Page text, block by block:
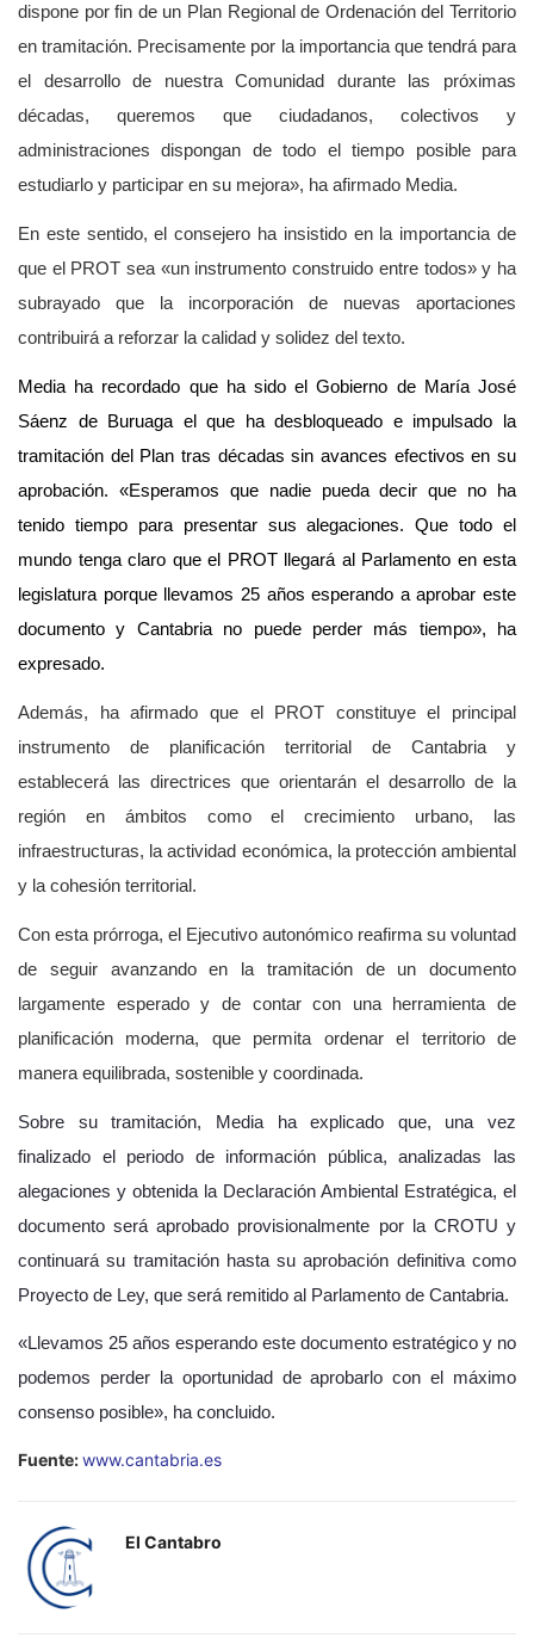
dispone por fin de un Plan Regional de Ordenación del Territorio
en tramitación. Precisamente por la importancia que tendrá para
el desarrollo de nuestra Comunidad durante las próximas
décadas, queremos que ciudadanos, colectivos y
administraciones dispongan de todo el tiempo posible para
estudiarlo y participar en su mejora», ha afirmado Media.
En este sentido, el consejero ha insistido en la importancia de
que el PROT sea «un instrumento construido entre todos» y ha
subrayado que la incorporación de nuevas aportaciones
contribuirá a reforzar la calidad y solidez del texto.
Media ha recordado que ha sido el Gobierno de María José
Sáenz de Buruaga el que ha desbloqueado e impulsado la
tramitación del Plan tras décadas sin avances efectivos en su
aprobación. «Esperamos que nadie pueda decir que no ha
tenido tiempo para presentar sus alegaciones. Que todo el
mundo tenga claro que el PROT llegará al Parlamento en esta
legislatura porque llevamos 25 años esperando a aprobar este
documento y Cantabria no puede perder más tiempo», ha
expresado.
Además, ha afirmado que el PROT constituye el principal
instrumento de planificación territorial de Cantabria y
establecerá las directrices que orientarán el desarrollo de la
región en ámbitos como el crecimiento urbano, las
infraestructuras, la actividad económica, la protección ambiental
y la cohesión territorial.
Con esta prórroga, el Ejecutivo autonómico reafirma su voluntad
de seguir avanzando en la tramitación de un documento
largamente esperado y de contar con una herramienta de
planificación moderna, que permita ordenar el territorio de
manera equilibrada, sostenible y coordinada.
Sobre su tramitación, Media ha explicado que, una vez
finalizado el periodo de información pública, analizadas las
alegaciones y obtenida la Declaración Ambiental Estratégica, el
documento será aprobado provisionalmente por la CROTU y
continuará su tramitación hasta su aprobación definitiva como
Proyecto de Ley, que será remitido al Parlamento de Cantabria.
«Llevamos 25 años esperando este documento estratégico y no
podemos perder la oportunidad de aprobarlo con el máximo
consenso posible», ha concluido.
Fuente:www.cantabria.es
El Cantabro